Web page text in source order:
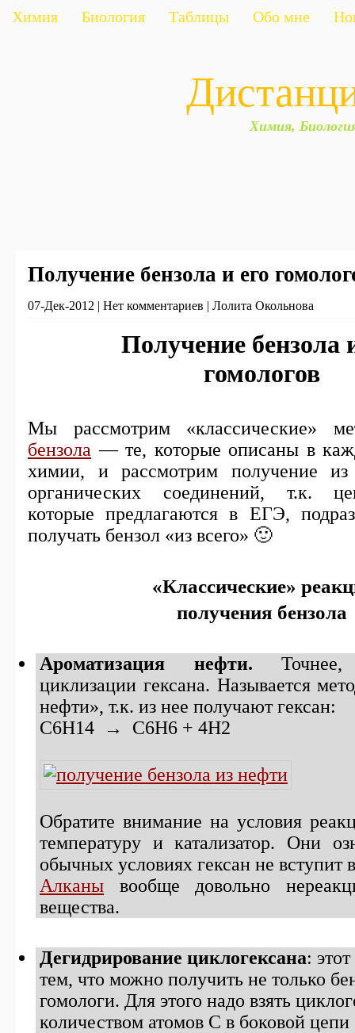
Химия Биология Таблицы Обо мне
Химия,
Получение бензола и его
07-Дек-2012 | Нет комментариев | Лолита Окольнова
Получение бензола
гомологов
Мы рассмотрим «классические»
бензола — те, которые описаны в
химии, и рассмотрим получение из
органических соединений, т.к.
которые предлагаются в ЕГЭ,
получать бензол «из всего» 🙂
«Классические»
получения бензола
Ароматизация нефти. Точнее,
циклизации гексана. Называется
нефти», т.к. из нее получают гексан:
С6H14 → C6H6 + 4H2
Обратите внимание на условия
температуру и катализатор. Они
обычных условиях гексан не вступит
Алканы вообще довольно
вещества.
Дегидрирование циклогексана:
тем, что можно получить не только
гомологи. Для этого надо взять
количеством атомов С в боковой цепи